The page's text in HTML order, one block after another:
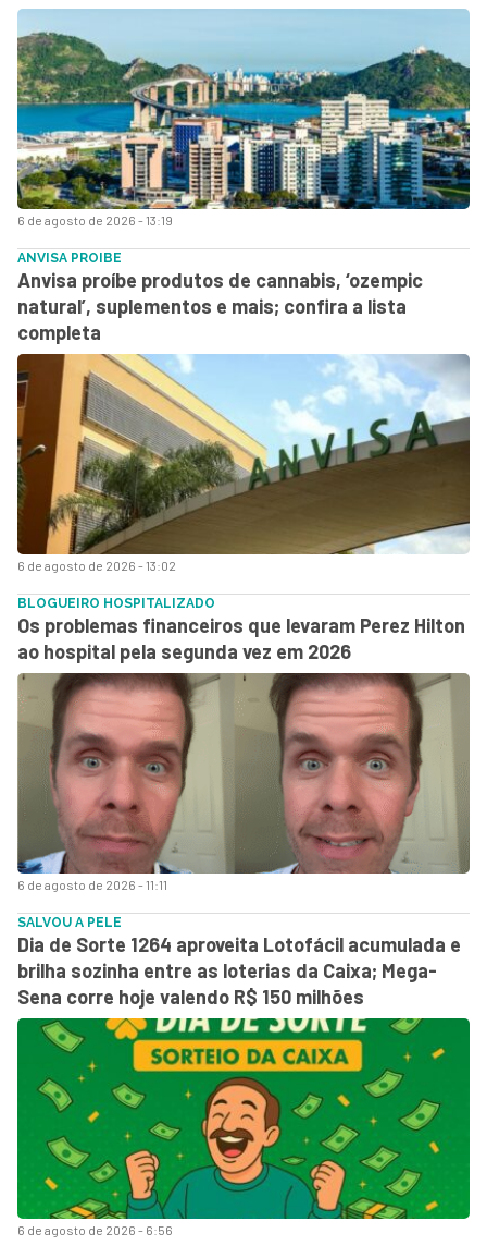
6 de agosto de 2026 - 13:19
6 de agosto de 2026 - 13:02
ANVISA PROIBE
Anvisa proíbe produtos de cannabis, ‘ozempic
natural’, suplementos e mais; confira a lista
completa
6 de agosto de 2026 - 11:11
BLOGUEIRO HOSPITALIZADO
Os problemas financeiros que levaram Perez Hilton
ao hospital pela segunda vez em 2026
6 de agosto de 2026 - 6:56
SALVOU A PELE
Dia de Sorte 1264 aproveita Lotofácil acumulada e
brilha sozinha entre as loterias da Caixa; Mega-
Sena corre hoje valendo R$ 150 milhões